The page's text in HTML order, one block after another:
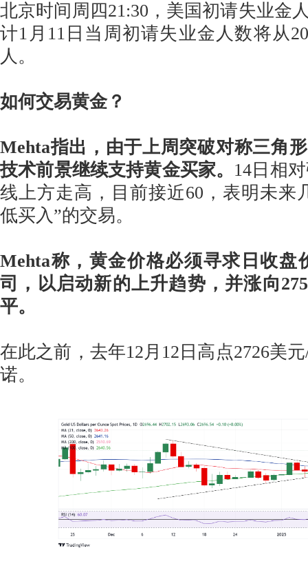
北京时间周四21:30，美国初请失业金
计1月11日当周初请失业金人数将从
人。
如何交易黄金？
Mehta指出，由于上周突破对称三角
技术前景继续支持黄金买家。 14日相
线上方走高，目前接近60，表明未来
低买入”的交易。
Mehta称，黄金价格必须寻求日收盘
司，以启动新的上升趋势，并涨向
平。
在此之前，去年12月12日高点2726美
诺。